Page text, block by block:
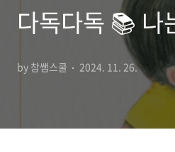
다독다독 📚 나
by 참쌤스쿨 2024. 11. 26.